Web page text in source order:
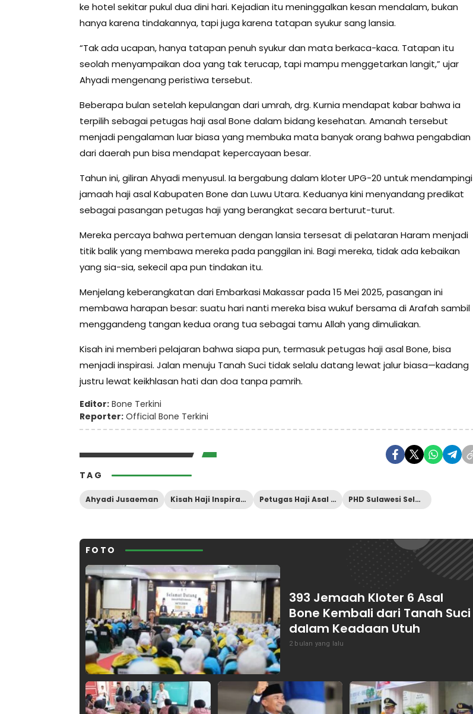
ke hotel sekitar pukul dua dini hari. Kejadian itu meninggalkan kesan mendalam, bukan
hanya karena tindakannya, tapi juga karena tatapan syukur sang lansia.
“Tak ada ucapan, hanya tatapan penuh syukur dan mata berkaca-kaca. Tatapan itu
seolah menyampaikan doa yang tak terucap, tapi mampu menggetarkan langit,” ujar
Ahyadi mengenang peristiwa tersebut.
Beberapa bulan setelah kepulangan dari umrah, drg. Kurnia mendapat kabar bahwa ia
terpilih sebagai petugas haji asal Bone dalam bidang kesehatan. Amanah tersebut
menjadi pengalaman luar biasa yang membuka mata banyak orang bahwa pengabdian
dari daerah pun bisa mendapat kepercayaan besar.
Tahun ini, giliran Ahyadi menyusul. Ia bergabung dalam kloter UPG-20 untuk mendampingi
jamaah haji asal Kabupaten Bone dan Luwu Utara. Keduanya kini menyandang predikat
sebagai pasangan petugas haji yang berangkat secara berturut-turut.
Mereka percaya bahwa pertemuan dengan lansia tersesat di pelataran Haram menjadi
titik balik yang membawa mereka pada panggilan ini. Bagi mereka, tidak ada kebaikan
yang sia-sia, sekecil apa pun tindakan itu.
Menjelang keberangkatan dari Embarkasi Makassar pada 15 Mei 2025, pasangan ini
membawa harapan besar: suatu hari nanti mereka bisa wukuf bersama di Arafah sambil
menggandeng tangan kedua orang tua sebagai tamu Allah yang dimuliakan.
Kisah ini memberi pelajaran bahwa siapa pun, termasuk petugas haji asal Bone, bisa
menjadi inspirasi. Jalan menuju Tanah Suci tidak selalu datang lewat jalur biasa—kadang
justru lewat keikhlasan hati dan doa tanpa pamrih.
Editor: Bone Terkini
Reporter: Official Bone Terkini
TAG
Ahyadi Jusaeman Kisah Haji Inspiratif Petugas Haji Asal Bone PHD Sulawesi Selatan
FOTO
393 Jemaah Kloter 6 Asal
Bone Kembali dari Tanah Suci
dalam Keadaan Utuh
2 bulan yang lalu